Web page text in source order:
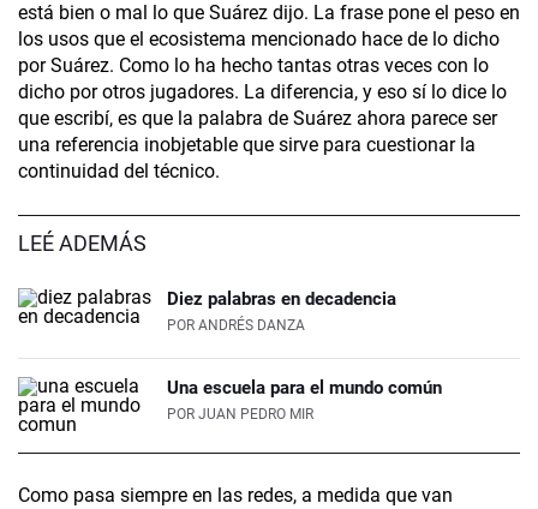
está bien o mal lo que Suárez dijo. La frase pone el peso en
los usos que el ecosistema mencionado hace de lo dicho
por Suárez. Como lo ha hecho tantas otras veces con lo
dicho por otros jugadores. La diferencia, y eso sí lo dice lo
que escribí, es que la palabra de Suárez ahora parece ser
una referencia inobjetable que sirve para cuestionar la
continuidad del técnico.
LEÉ ADEMÁS
Diez palabras en decadencia
POR ANDRÉS DANZA
Una escuela para el mundo común
POR JUAN PEDRO MIR
Como pasa siempre en las redes, a medida que van